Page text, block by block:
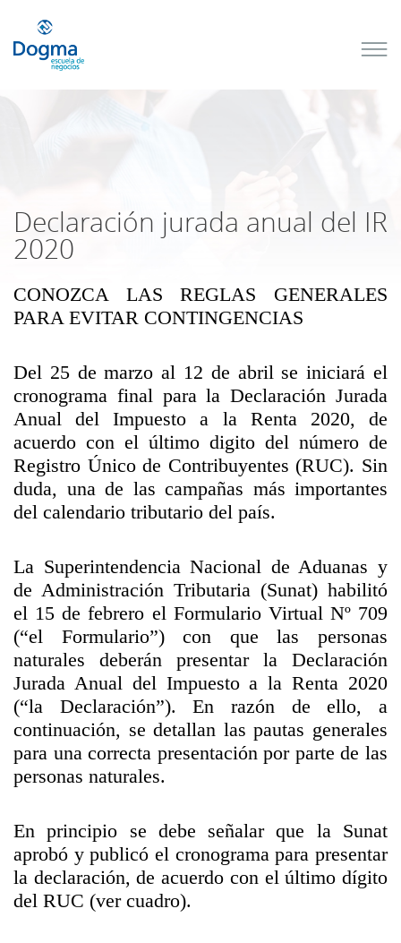
Declaración jurada anual del IR
2020
CONOZCA LAS REGLAS GENERALES
PARA EVITAR CONTINGENCIAS
Del 25 de marzo al 12 de abril se iniciará el
cronograma final para la Declaración Jurada
Anual del Impuesto a la Renta 2020, de
acuerdo con el último digito del número de
Registro Único de Contribuyentes (RUC). Sin
duda, una de las campañas más importantes
del calendario tributario del país.
La Superintendencia Nacional de Aduanas y
de Administración Tributaria (Sunat) habilitó
el 15 de febrero el Formulario Virtual Nº 709
(“el Formulario”) con que las personas
naturales deberán presentar la Declaración
Jurada Anual del Impuesto a la Renta 2020
(“la Declaración”). En razón de ello, a
continuación, se detallan las pautas generales
para una correcta presentación por parte de las
personas naturales.
En principio se debe señalar que la Sunat
aprobó y publicó el cronograma para presentar
la declaración, de acuerdo con el último dígito
del RUC (ver cuadro).
próximos
Más Cursos